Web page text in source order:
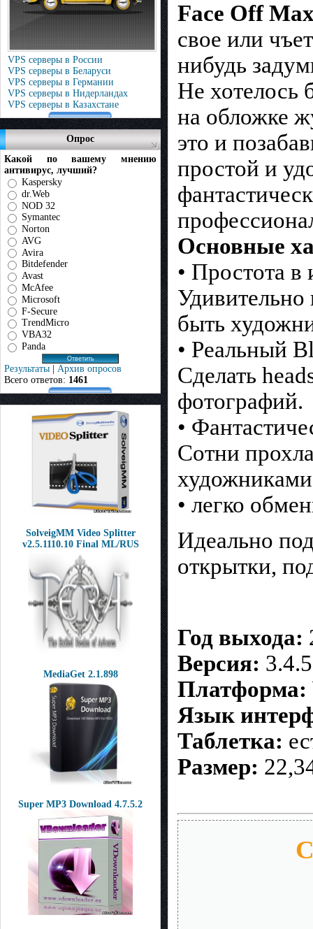
VPS серверы в России
VPS серверы в Беларуси
VPS серверы в Германии
VPS серверы в Нидерландах
VPS серверы в Казахстане
Опрос
Какой по вашему мнению
антивирус, лучший?
Kaspersky
dr.Web
NOD 32
Symantec
Norton
AVG
Avira
Bitdefender
Avast
McAfee
Microsoft
F-Secure
TrendMicro
VBA32
Panda
Результаты | Архив опросов
Всего ответов: 1461
SolveigMM Video Splitter
v2.5.1110.10 Final ML/RUS
MediaGet 2.1.898
Super MP3 Download 4.7.5.2
Face Off
свое или
нибудь
Не хотелось
на обложке
это и
простой и
Основные
• Простота в
быть
• Реальный
Сделать
фотографий.
•
Сотни
• легко
Идеально
открытки,
Год выхода:
Версия:
Платформа:
Язык
Таблетка:
Размер: